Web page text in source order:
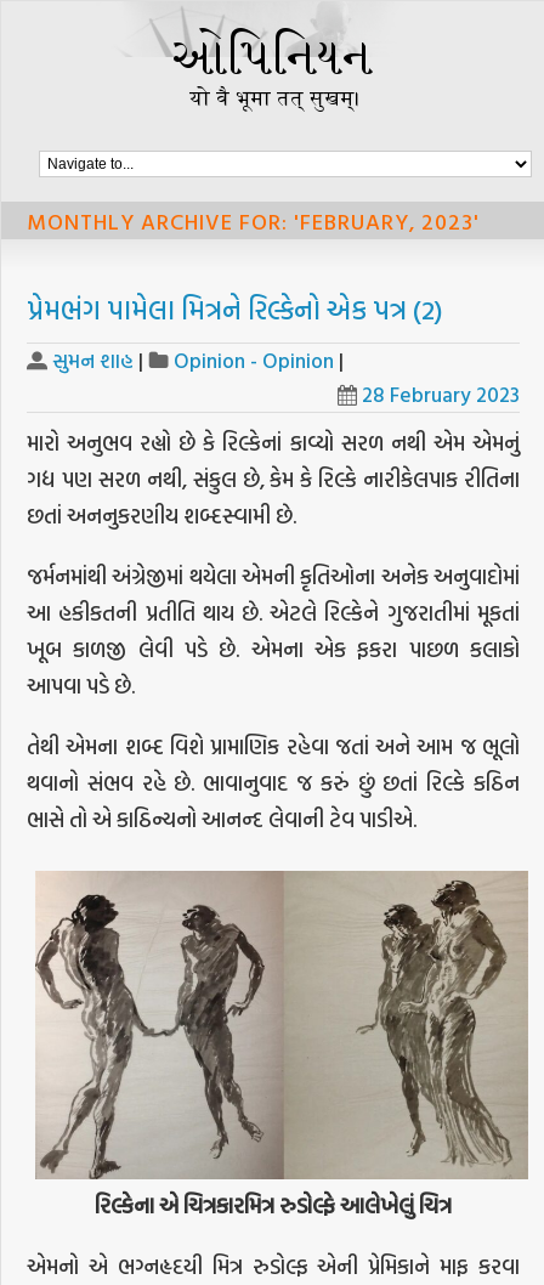
MONTHLY ARCHIVE FOR: 'FEBRUARY, 2023'
પ્રેમભંગ પામેલા મિત્રને રિલ્કેનો એક પત્ર (2)
સુમન શાહ | Opinion - Opinion |
28 February 2023
મારો અનુભવ રહ્યો છે કે રિલ્કેનાં કાવ્યો સરળ નથી એમ એમનું
ગદ્ય પણ સરળ નથી, સંકુલ છે, કેમ કે રિલ્કે નારીકેલપાક રીતિના
છતાં અનનુકરણીય શબ્દસ્વામી છે.
જર્મનમાંથી અંગ્રેજીમાં થયેલા એમની કૃતિઓના અનેક અનુવાદોમાં
આ હકીકતની પ્રતીતિ થાય છે. એટલે રિલ્કેને ગુજરાતીમાં મૂકતાં
ખૂબ કાળજી લેવી પડે છે. એમના એક ફકરા પાછળ કલાકો
આપવા પડે છે.
તેથી એમના શબ્દ વિશે પ્રામાણિક રહેવા જતાં અને આમ જ ભૂલો
થવાનો સંભવ રહે છે. ભાવાનુવાદ જ કરું છું છતાં રિલ્કે કઠિન
ભાસે તો એ કાઠિન્યનો આનન્દ લેવાની ટેવ પાડીએ.
રિલ્કેના એ ચિત્રકારમિત્ર રુડોલ્ફે આલેખેલું ચિત્ર
એમનો એ ભગ્નહૃદયી મિત્ર રુડોલ્ફ એની પ્રેમિકાને માફ કરવા